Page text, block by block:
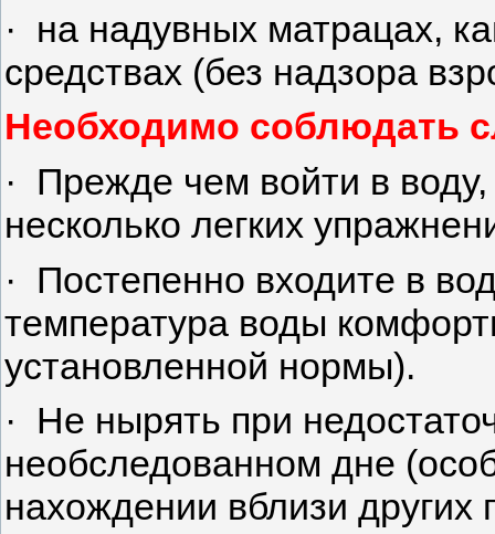
· на надувных матрацах,
средствах (без надзора
Необходимо соблюдать
· Прежде чем войти в
несколько легких
· Постепенно входите в
температура воды
установленной нормы).
· Не нырять при
необследованном дне
нахождении вблизи других